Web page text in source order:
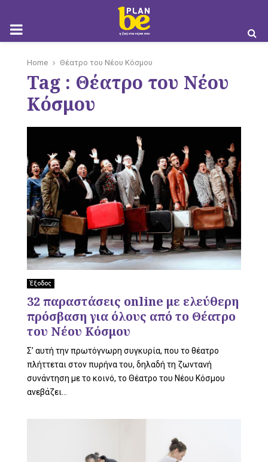
M
Home Θέατρο του Νέου Κόσμου
Tag : Θέατρο του Νέου
Κόσμου
Έξοδος
32 παραστάσεις online με ελεύθερη
πρόσβαση για όλους από το Θέατρο
του Νέου Κόσμου
Σ’ αυτή την πρωτόγνωρη συγκυρία, που το θέατρο
πλήττεται στον πυρήνα του, δηλαδή τη ζωντανή
συνάντηση με το κοινό, το Θέατρο του Νέου Κόσμου
ανεβάζει...